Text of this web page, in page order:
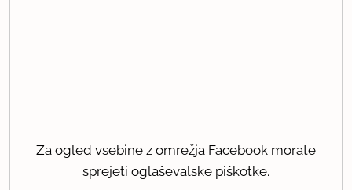
Za ogled vsebine z omrežja Facebook morate
sprejeti oglaševalske piškotke.